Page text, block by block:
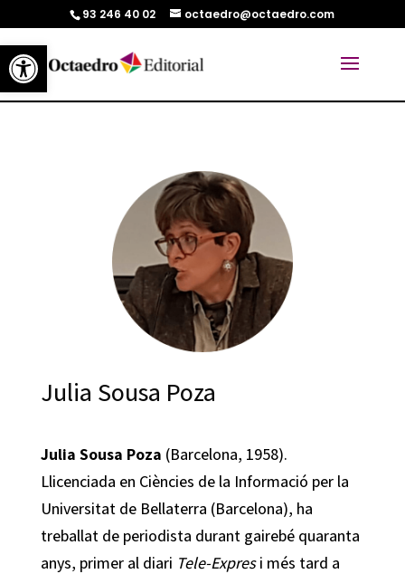
Abrir barra de herramientas
93 246 40 02 octaedro@octaedro.com
Julia Sousa Poza
Julia Sousa Poza (Barcelona, 1958).
Llicenciada en Ciències de la Informació per la
Universitat de Bellaterra (Barcelona), ha
treballat de periodista durant gairebé quaranta
anys, primer al diari Tele-Expresi més tard a